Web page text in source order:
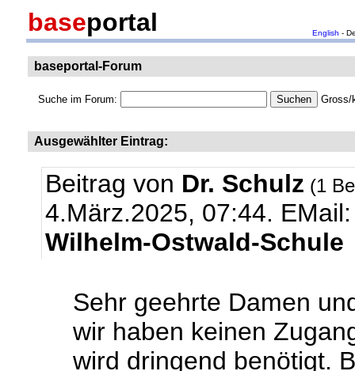
baseportal English -
baseportal-Forum
Suche im Forum: Gross/
Ausgewählter Eintrag:
Beitrag von Dr. Schulz (1
4.März.2025, 07:44.
Wilhelm-Ostwald-Schule
Sehr geehrte Damen
wir haben keinen
wird dringend benötigt.